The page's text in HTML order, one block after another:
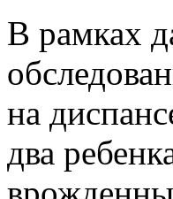
В рамках
на
два